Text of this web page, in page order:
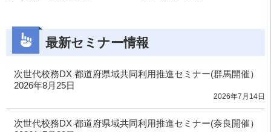
最新セミナー情報
次世代校務DX 都道府県域共同利用推進セミナー(群馬開催）
2026年8月25日
2026年7月14日
次世代校務DX 都道府県域共同利用推進セミナー(奈良開催）